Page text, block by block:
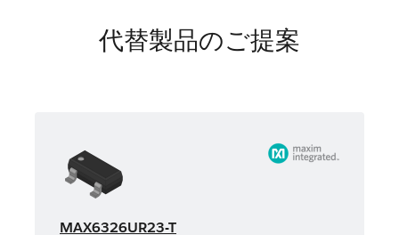
代替製品のご提案
MAX6326UR23-T